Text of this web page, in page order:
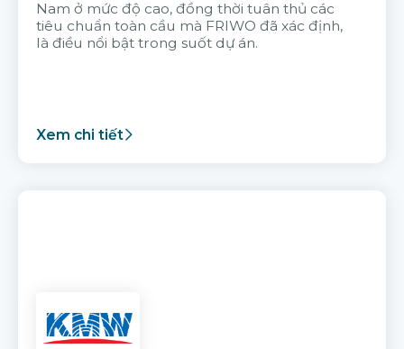
Nam ở mức độ cao, đồng thời tuân thủ các
tiêu chuẩn toàn cầu mà FRIWO đã xác định,
là điều nổi bật trong suốt dự án.
Xem chi tiết